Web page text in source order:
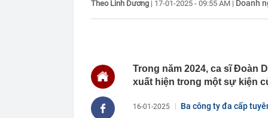
Công an
11:23
Báo cáo việc
Fed tăng lãi
11:20
5 loại thông
Theo Linh Dương | 17-01-2025 - 09:55 AM | Doanh
Trong năm 2024, ca sĩ Đoàn
xuất hiện trong một sự kiện
16-01-2025 Ba công ty đa cấp